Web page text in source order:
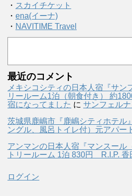
・ スカイチケット
・ ena(イーナ)
・ NAVITIME Travel
最近のコメント
メキシコシティの日本人宿『サン
リールーム1泊（朝食付き） 約
宿になってました に サンフェル
茨城県鹿嶋市『鹿嶋シティホテル
ングル、風呂トイレ付）元アパー
アンマンの日本人宿『マンスール
トリールーム 1泊 830円 R.I.P. 香
ログイン